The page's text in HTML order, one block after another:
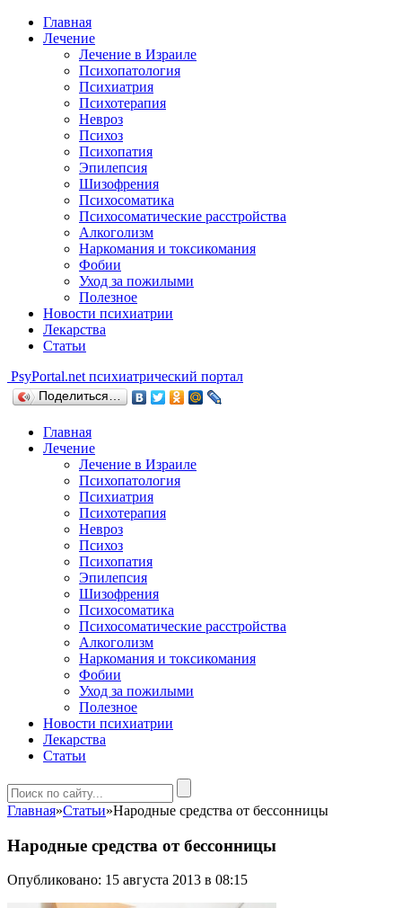
Главная
Лечение
Лечение в Израиле
Психопатология
Психиатрия
Психотерапия
Невроз
Психоз
Психопатия
Эпилепсия
Шизофрения
Психосоматика
Психосоматические расстройства
Алкоголизм
Наркомания и токсикомания
Фобии
Уход за пожилыми
Полезное
Новости психиатрии
Лекарства
Статьи
PsyPortal.net психиатрический портал
Поделиться…
Главная
Лечение
Лечение в Израиле
Психопатология
Психиатрия
Психотерапия
Невроз
Психоз
Психопатия
Эпилепсия
Шизофрения
Психосоматика
Психосоматические расстройства
Алкоголизм
Наркомания и токсикомания
Фобии
Уход за пожилыми
Полезное
Новости психиатрии
Лекарства
Статьи
Главная»Статьи»Народные средства от бессонницы
Народные средства от бессонницы
Опубликовано: 15 августа 2013 в 08:15